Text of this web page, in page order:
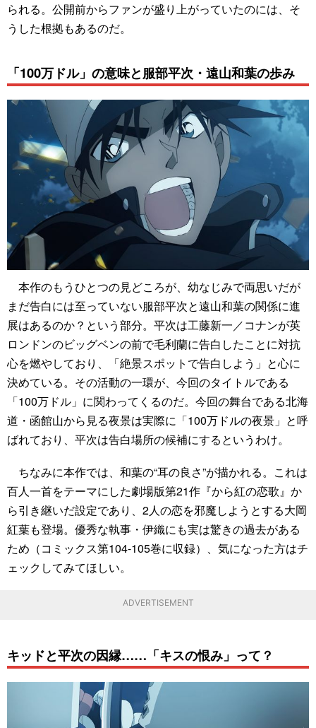
られる。公開前からファンが盛り上がっていたのには、そ
うした根拠もあるのだ。
「100万ドル」の意味と服部平次・遠山和葉の歩み
本作のもうひとつの見どころが、幼なじみで両思いだが
まだ告白には至っていない服部平次と遠山和葉の関係に進
展はあるのか？という部分。平次は工藤新一／コナンが英
ロンドンのビッグベンの前で毛利蘭に告白したことに対抗
心を燃やしており、「絶景スポットで告白しよう」と心に
決めている。その活動の一環が、今回のタイトルである
「100万ドル」に関わってくるのだ。今回の舞台である北海
道・函館山から見る夜景は実際に「100万ドルの夜景」と呼
ばれており、平次は告白場所の候補にするというわけ。
ちなみに本作では、和葉の“耳の良さ”が描かれる。これは
百人一首をテーマにした劇場版第21作『から紅の恋歌』か
ら引き継いだ設定であり、2人の恋を邪魔しようとする大岡
紅葉も登場。優秀な執事・伊織にも実は驚きの過去がある
ため（コミックス第104-105巻に収録）、気になった方はチ
ェックしてみてほしい。
ADVERTISEMENT
キッドと平次の因縁……「キスの恨み」って？